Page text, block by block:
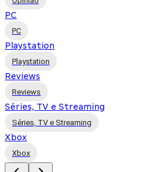
PC
PC
Playstation
Playstation
Reviews
Reviews
Séries, TV e Streaming
Séries, TV e Streaming
Xbox
Xbox